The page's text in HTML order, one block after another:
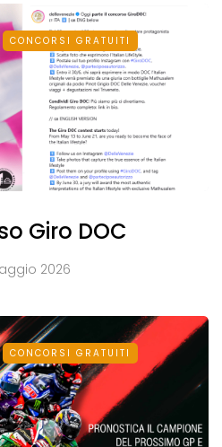
CONCORSI GRATUITI
Giro DOC
2026
CONCORSI GRATUITI